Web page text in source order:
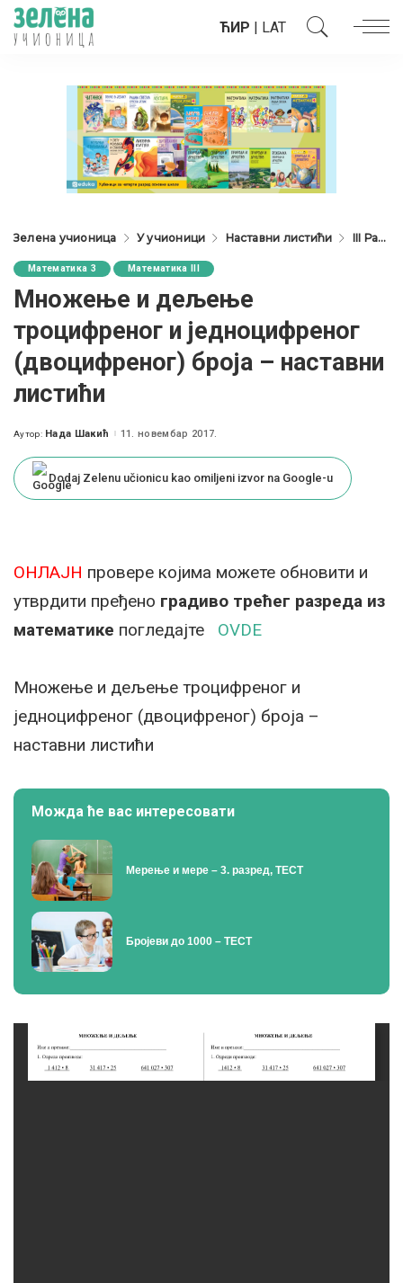
ЋИР | LAT
Зелена учионица У учионици Наставни листићи III Разред
Математика 3 Математика III
Множење и дељење
троцифреног и једноцифреног
(двоцифреног) броја – наставни
листићи
Posted
Аутор: Нада Шакић 11. новембар 2017.
Dodaj Zelenu učionicu kao omiljeni izvor na Google-u
ОНЛАЈН провере којима можете обновити и
утврдити пређено градиво трећег разреда из
математике погледајте OVDE
Множење и дељење троцифреног и
једноцифреног (двоцифреног) броја –
наставни листићи
Можда ће вас интересовати
Мерење и мере – 3. разред, ТЕСТ
Бројеви до 1000 – ТЕСТ